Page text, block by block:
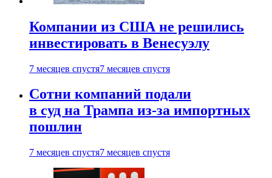
Компании из США не решились
инвестировать в Венесуэлу
7 месяцев спустя7 месяцев спустя
Сотни компаний подали
в суд на Трампа из-за импортных
пошлин
7 месяцев спустя7 месяцев спустя